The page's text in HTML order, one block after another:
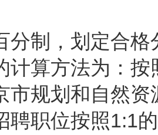
分制，划定合
计算方法为：
市规划和自然
聘职位按照1:1